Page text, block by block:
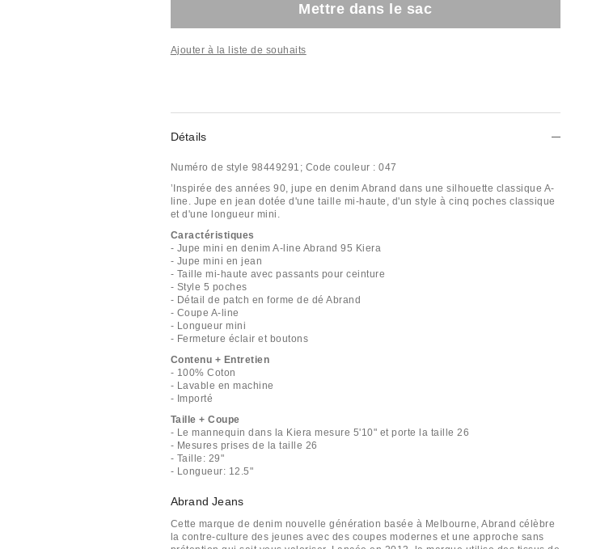
Mettre dans le sac
Ajouter à la liste de souhaits
Détails
Numéro de style 98449291; Code couleur : 047
’Inspirée des années 90, jupe en denim Abrand dans une silhouette classique A-
line. Jupe en jean dotée d'une taille mi-haute, d'un style à cinq poches classique
et d'une longueur mini.
Caractéristiques
- Jupe mini en denim A-line Abrand 95 Kiera
- Jupe mini en jean
- Taille mi-haute avec passants pour ceinture
- Style 5 poches
- Détail de patch en forme de dé Abrand
- Coupe A-line
- Longueur mini
- Fermeture éclair et boutons
Contenu + Entretien
- 100% Coton
- Lavable en machine
- Importé
Taille + Coupe
- Le mannequin dans la Kiera mesure 5'10" et porte la taille 26
- Mesures prises de la taille 26
- Taille: 29"
- Longueur: 12.5"
Abrand Jeans
Cette marque de denim nouvelle génération basée à Melbourne, Abrand célèbre
la contre-culture des jeunes avec des coupes modernes et une approche sans